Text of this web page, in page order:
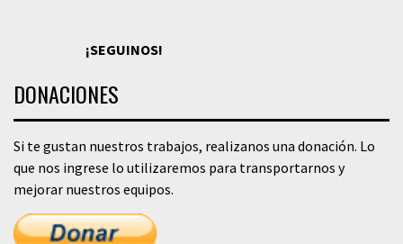
¡SEGUINOS!
DONACIONES
Si te gustan nuestros trabajos, realizanos una donación. Lo
que nos ingrese lo utilizaremos para transportarnos y
mejorar nuestros equipos.